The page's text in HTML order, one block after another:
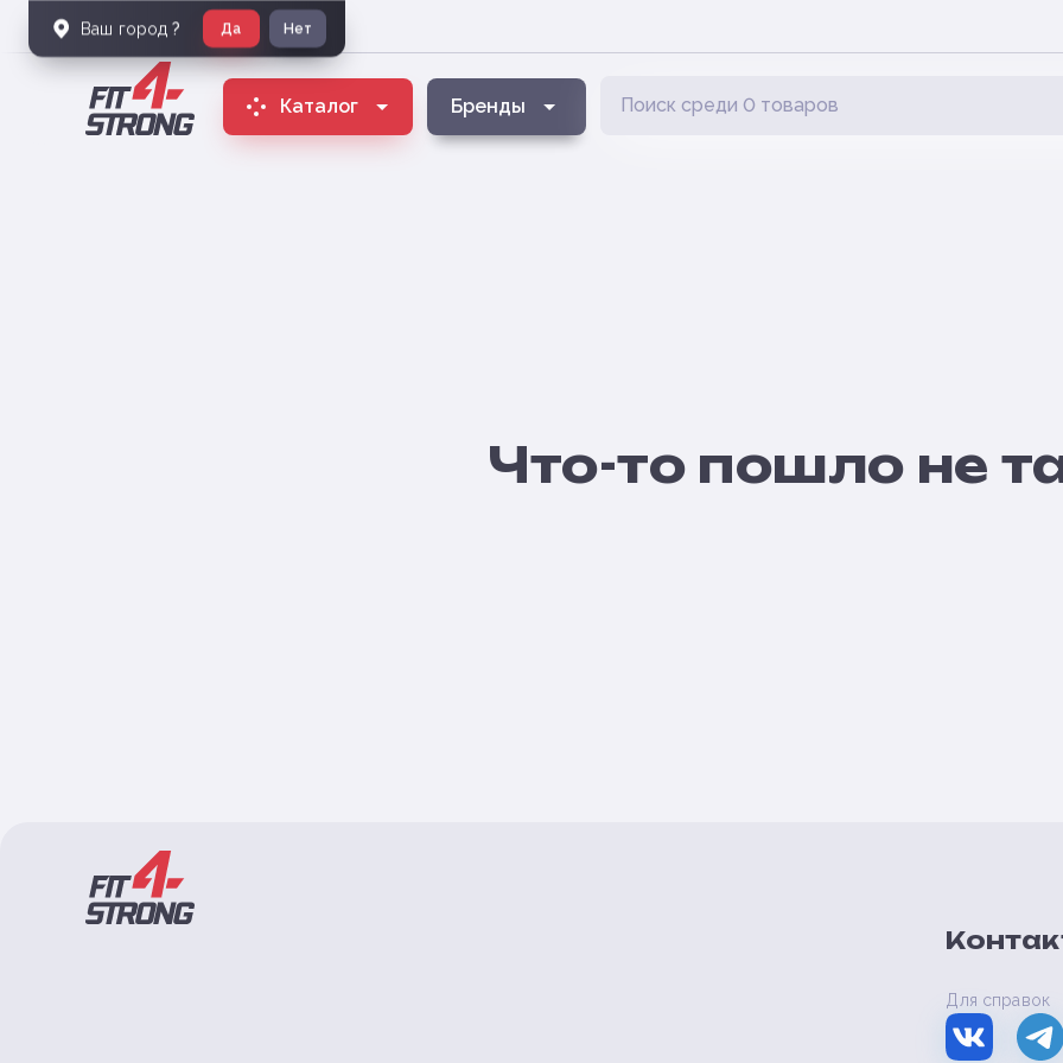
Каталог Бренды
Что-то пошло не
Для справок
Ваш город ? Да Нет